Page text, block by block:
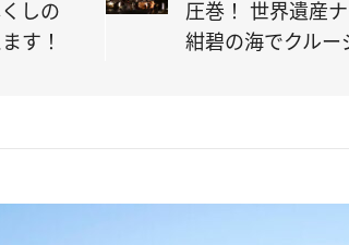
しの
す！
圧巻！ 世界遺産
紺碧の海でクルー